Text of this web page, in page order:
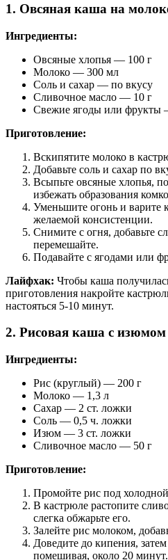
1. Овсяная каша на
Ингредиенты:
Овсяные хлопья — 100 г
Молоко — 300 мл
Соль и сахар — по вкусу
Сливочное масло — 10 г
Свежие ягоды или
Приготовление:
Вскипятите молоко в
Добавьте соль и сахар по
Всыпьте овсяные хлопья,
избежать образования
Уменьшите огонь и варите
желаемой консистенции.
Снимите с огня, добавьте
перемешайте.
Подавайте с ягодами или
Лайфхак: Чтобы каша
приготовления накройте
настояться 5-10 минут.
2. Рисовая каша с изюмом
Ингредиенты:
Рис (круглый) — 200 г
Молоко — 1,3 л
Сахар — 2 ст. ложки
Соль — 0,5 ч. ложки
Изюм — 3 ст. ложки
Сливочное масло — 50 г
Приготовление:
Промойте рис под
В кастрюле растопите
слегка обжарьте его.
Залейте рис молоком,
Доведите до кипения,
помешивая, около 20 минут.